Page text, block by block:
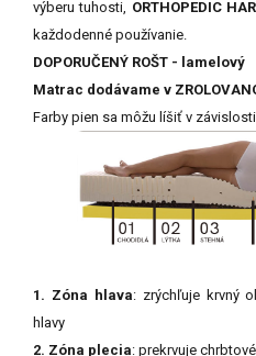
výberu tuhosti, ORTHOPEDIC
každodenné používanie.
DOPORUČENÝ ROŠT - lamelový
Matrac dodávame v
Farby pien sa môžu líšiť v závislosti
1. Zóna hlava: zrýchľuje krvný
hlavy
2. Zóna plecia: prekrvuje